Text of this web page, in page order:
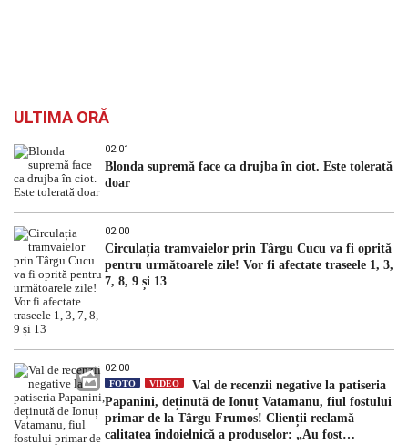
ULTIMA ORĂ
02:01
Blonda supremă face ca drujba în ciot. Este tolerată
doar
02:00
Circulația tramvaielor prin Târgu Cucu va fi oprită
pentru următoarele zile! Vor fi afectate traseele 1, 3,
7, 8, 9 și 13
02:00
FOTO VIDEO
Val de recenzii negative la patiseria
Papanini, deținută de Ionuț Vatamanu, fiul fostului
primar de la Târgu Frumos! Clienții reclamă
calitatea îndoielnică a produselor: „Au fost